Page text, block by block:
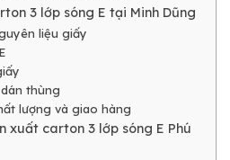
3 lớp sóng E tại Minh Dũng
liệu giấy
thùng
lượng và giao hàng
xuất carton 3 lớp sóng E Phú